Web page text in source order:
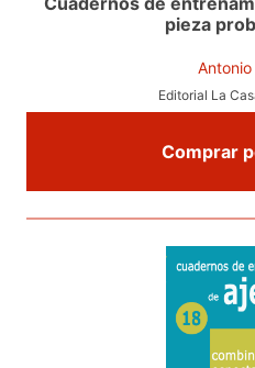
pieza
Editorial La